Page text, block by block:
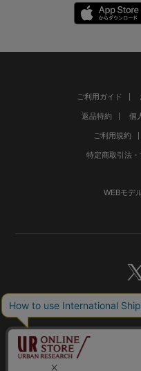
ご利用ガイド
返品特約 個
ご利用規約
特定商取引法
WEBモデ